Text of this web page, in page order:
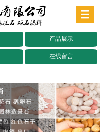
产品展示
在线留言